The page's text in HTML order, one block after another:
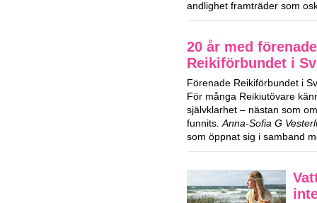
andlighet framträder som
20 år med förenade
Reikiförbundet i
Förenade Reikiförbundet i
För många Reikiutövare
självklarhet – nästan som
funnits.Anna-Sofia G
som öppnat sig i samband